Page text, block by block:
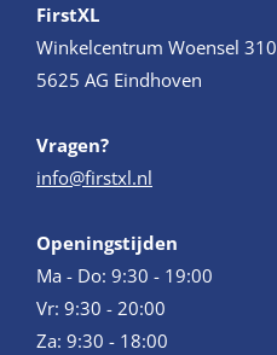
FirstXL
Winkelcentrum Woensel 310
5625 AG Eindhoven
Vragen?
info@firstxl.nl
Openingstijden
Ma - Do: 9:30 - 19:00
Vr: 9:30 - 20:00
Za: 9:30 - 18:00